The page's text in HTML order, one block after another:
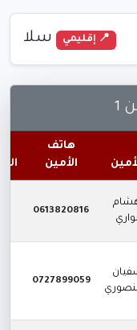
📍 إقليمي سلا
هاتف
الأمين
نواري
0613820816
0727899059